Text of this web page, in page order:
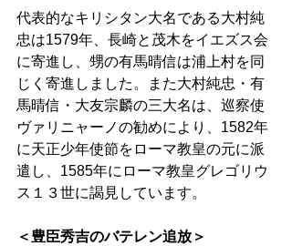
代表的なキリシタン大名である大村純
忠は1579年、長崎と茂木をイエズス会
に寄進し、甥の有馬晴信は浦上村を同
じく寄進しました。また大村純忠・有
馬晴信・大友宗麟の三大名は、巡察使
ヴァリニャーノの勧めにより、1582年
に天正少年使節をローマ教皇の元に派
遣し、1585年にローマ教皇グレゴリウ
ス１３世に謁見しています。
＜豊臣秀吉のバテレン追放＞